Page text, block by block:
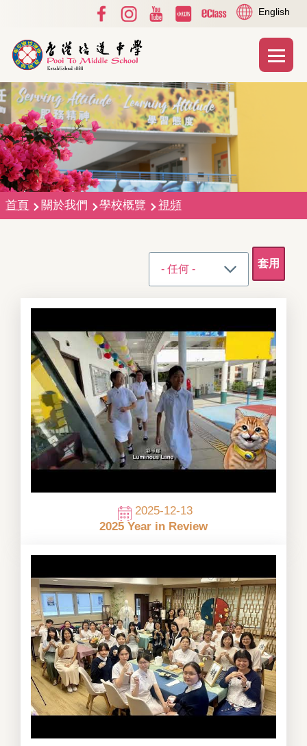
Social
Media
Top
Language
switcher
English
Main
導
首頁 關於我們 學校概覽 視頻
2025-12-13
2025 Year in Review